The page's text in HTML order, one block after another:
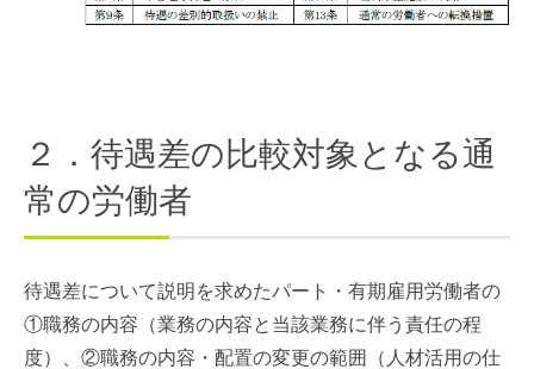
２．待遇差の比較対象となる通
常の労働者
待遇差について説明を求めたパート・有期雇用労働者の
①職務の内容（業務の内容と当該業務に伴う責任の程
度）、②職務の内容・配置の変更の範囲（人材活用の仕